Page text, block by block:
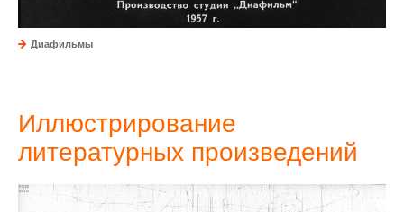
Диафильмы
Иллюстрирование
литературных произведений